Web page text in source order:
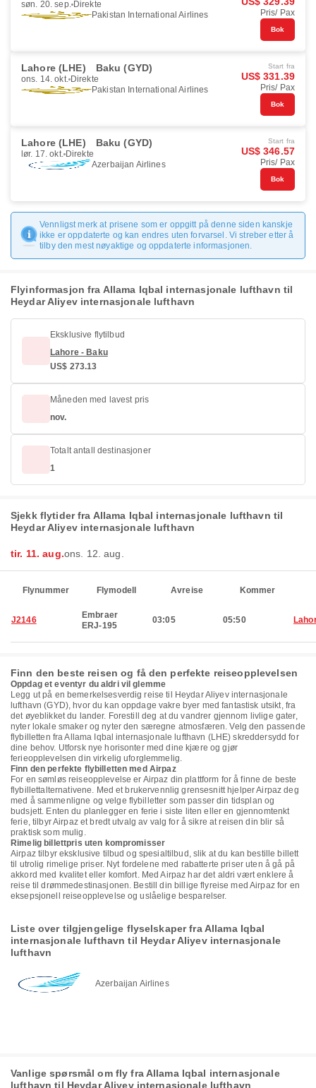
søn. 20. sep. Direkte
Pakistan International Airlines
Pris/ Pax
Bok
Lahore (LHE) Baku (GYD)
ons. 14. okt. Direkte
Pakistan International Airlines
Start fra
US$ 331.39
Pris/ Pax
Bok
Lahore (LHE) Baku (GYD)
lør. 17. okt. Direkte
Azerbaijan Airlines
Start fra
US$ 346.57
Pris/ Pax
Bok
Vennligst merk at prisene som er oppgitt på denne siden kanskje
ikke er oppdaterte og kan endres uten forvarsel. Vi streber etter å
tilby den mest nøyaktige og oppdaterte informasjonen.
Flyinformasjon fra Allama Iqbal internasjonale lufthavn til
Heydar Aliyev internasjonale lufthavn
Eksklusive flytilbud
Lahore - Baku
US$ 273.13
Måneden med lavest pris
nov.
Totalt antall destinasjoner
1
Sjekk flytider fra Allama Iqbal internasjonale lufthavn til
Heydar Aliyev internasjonale lufthavn
tir. 11. aug.ons. 12. aug.
Flynummer Flymodell Avreise Kommer
J2146
Embraer
ERJ-195
03:05 05:50
Finn den beste reisen og få den perfekte reiseopplevelsen
Oppdag et eventyr du aldri vil glemme
Legg ut på en bemerkelsesverdig reise til Heydar Aliyev internasjonale
lufthavn (GYD), hvor du kan oppdage vakre byer med fantastisk utsikt, fra
det øyeblikket du lander. Forestill deg at du vandrer gjennom livlige gater,
nyter lokale smaker og nyter den særegne atmosfæren. Velg den passende
flybilletten fra Allama Iqbal internasjonale lufthavn (LHE) skreddersydd for
dine behov. Utforsk nye horisonter med dine kjære og gjør
ferieopplevelsen din virkelig uforglemmelig.
Finn den perfekte flybilletten med Airpaz
For en sømløs reiseopplevelse er Airpaz din plattform for å finne de beste
flybillettalternativene. Med et brukervennlig grensesnitt hjelper Airpaz deg
med å sammenligne og velge flybilletter som passer din tidsplan og
budsjett. Enten du planlegger en ferie i siste liten eller en gjennomtenkt
ferie, tilbyr Airpaz et bredt utvalg av valg for å sikre at reisen din blir så
praktisk som mulig.
Rimelig billettpris uten kompromisser
Airpaz tilbyr eksklusive tilbud og spesialtilbud, slik at du kan bestille billett
til utrolig rimelige priser. Nyt fordelene med rabatterte priser uten å gå på
akkord med kvalitet eller komfort. Med Airpaz har det aldri vært enklere å
reise til drømmedestinasjonen. Bestill din billige flyreise med Airpaz for en
eksepsjonell reiseopplevelse og uslåelige besparelser.
Liste over tilgjengelige flyselskaper fra Allama Iqbal
internasjonale lufthavn til Heydar Aliyev internasjonale
lufthavn
Azerbaijan Airlines
Vanlige spørsmål om fly fra Allama Iqbal internasjonale
lufthavn til Heydar Aliyev internasjonale lufthavn